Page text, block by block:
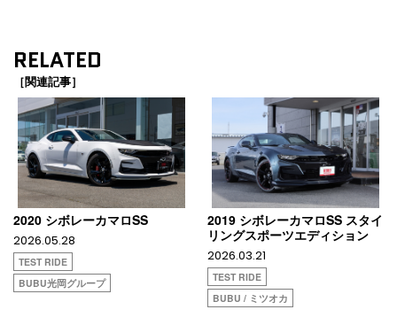
RELATED
［関連記事］
2020 シボレーカマロSS
2026.05.28
TEST RIDE
BUBU光岡グループ
2019 シボレーカマロSS スタイ
リングスポーツエディション
2026.03.21
TEST RIDE
BUBU / ミツオカ